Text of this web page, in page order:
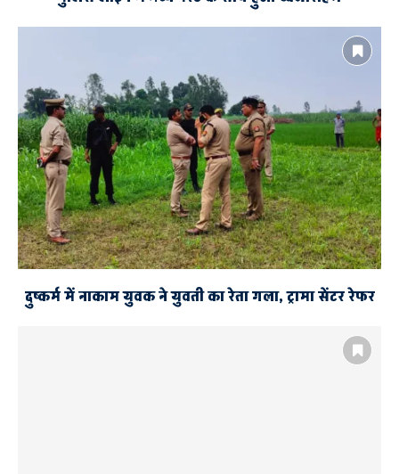
दुष्कर्म में नाकाम युवक ने युवती का रेता गला, ट्रामा सेंटर रेफर